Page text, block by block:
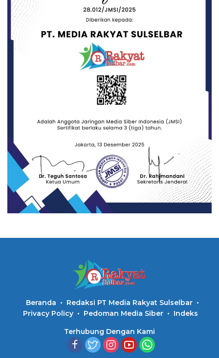
Beranda
Redaksi PT Media Rakyat Sulselbar
Privacy Policy
Pedoman Media Siber Indeks
Terhubung Dengan Kami